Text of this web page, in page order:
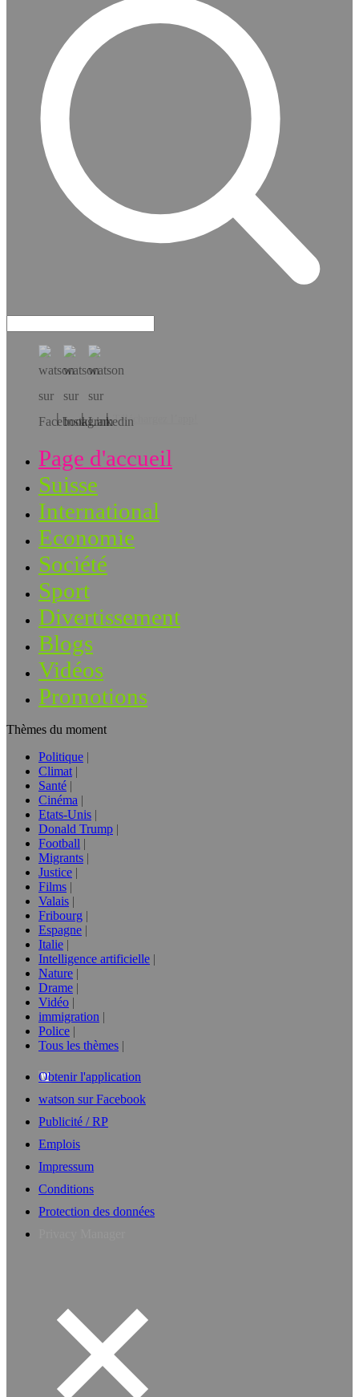
Téléchargez l’app!
Page d'accueil
Suisse
International
Economie
Société
Sport
Divertissement
Blogs
Vidéos
Promotions
Thèmes du moment
Politique
Climat
Santé
Cinéma
Etats-Unis
Donald Trump
Football
Migrants
Justice
Films
Valais
Fribourg
Espagne
Italie
Intelligence artificielle
Nature
Drame
Vidéo
immigration
Police
Tous les thèmes
Obtenir l'application
watson sur Facebook
Publicité / RP
Emplois
Impressum
Conditions
Protection des données